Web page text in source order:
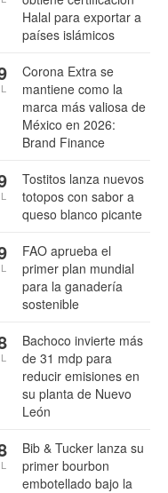
Halal para exportar a
países islámicos
Corona Extra se
mantiene como la
marca más valiosa de
México en 2026:
Brand Finance
Tostitos lanza nuevos
totopos con sabor a
queso blanco picante
FAO aprueba el
primer plan mundial
para la ganadería
sostenible
Bachoco invierte más
de 31 mdp para
reducir emisiones en
su planta de Nuevo
León
Bib & Tucker lanza su
primer bourbon
embotellado bajo la